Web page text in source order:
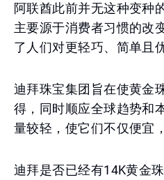
阿联酋此前并无这种变种
主要源于消费者习惯的改
了人们对更轻巧、简单且
迪拜珠宝集团旨在使黄金
得，同时顺应全球趋势和
量较轻，使它们不仅便宜
迪拜是否已经有14K黄金